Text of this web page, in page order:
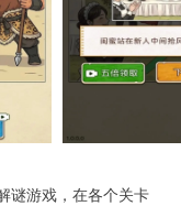
谜游戏，在各个关卡